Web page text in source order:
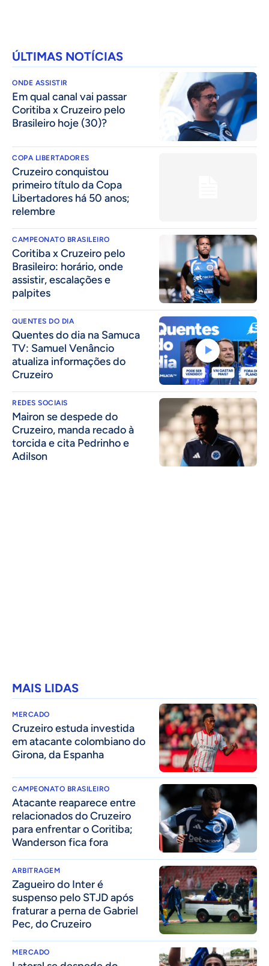
ÚLTIMAS NOTÍCIAS
ONDE ASSISTIR
Em qual canal vai passar
Coritiba x Cruzeiro pelo
Brasileiro hoje (30)?
COPA LIBERTADORES
Cruzeiro conquistou
primeiro título da Copa
Libertadores há 50 anos;
relembre
CAMPEONATO BRASILEIRO
Coritiba x Cruzeiro pelo
Brasileiro: horário, onde
assistir, escalações e
palpites
QUENTES DO DIA
Quentes do dia na Samuca
TV: Samuel Venâncio
atualiza informações do
Cruzeiro
REDES SOCIAIS
Mairon se despede do
Cruzeiro, manda recado à
torcida e cita Pedrinho e
Adilson
MAIS LIDAS
MERCADO
Cruzeiro estuda investida
em atacante colombiano do
Girona, da Espanha
CAMPEONATO BRASILEIRO
Atacante reaparece entre
relacionados do Cruzeiro
para enfrentar o Coritiba;
Wanderson fica fora
ARBITRAGEM
Zagueiro do Inter é
suspenso pelo STJD após
fraturar a perna de Gabriel
Pec, do Cruzeiro
MERCADO